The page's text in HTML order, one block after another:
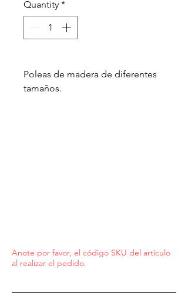
Quantity *
Poleas de madera de diferentes
tamaños.
Anote por favor, el código SKU del artículo
al realizar el pedido.